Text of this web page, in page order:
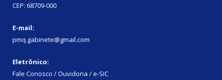
CEP: 68709-000
E-mail:
pmq.gabinete@gmail.com
Eletrônico:
Fale Conosco / Ouvidoria / e-SIC